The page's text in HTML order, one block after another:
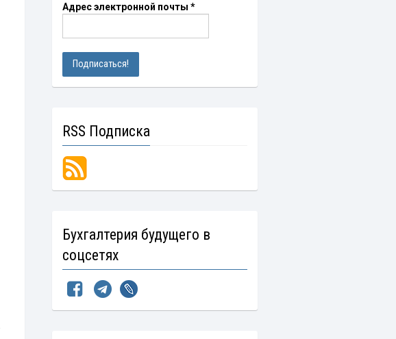
Адрес электронной почты *
RSS Подписка
Бухгалтерия будущего в
соцсетях